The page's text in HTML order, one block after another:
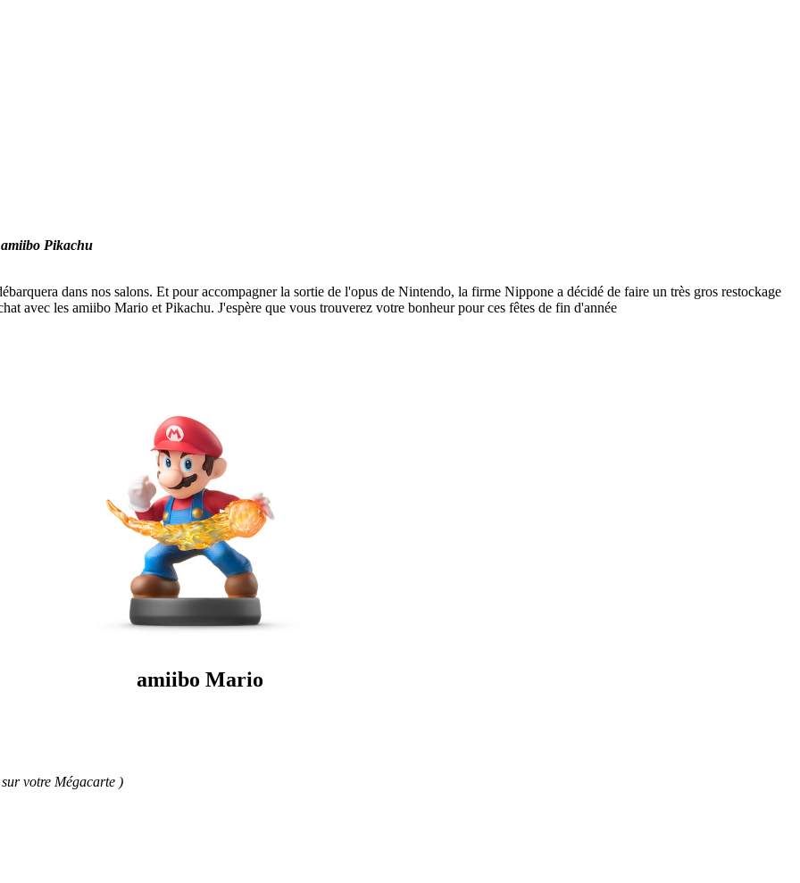
Pikachu
dans nos salons. Et pour accompagner la sortie de l'opus de Nintendo, la firme Nippone a décidé de faire un très gros restockage
avec les amiibo Mario et Pikachu. J'espère que vous trouverez votre bonheur pour ces fêtes de fin d'année
amiibo Mario
votre Mégacarte )